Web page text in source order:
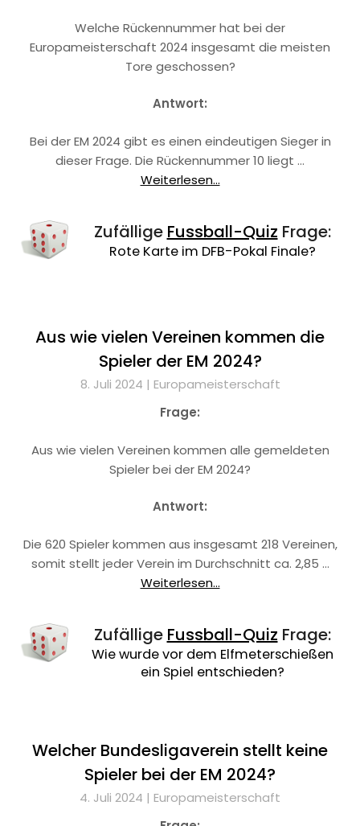
Welche Rückennummer hat bei der
Europameisterschaft 2024 insgesamt die meisten
Tore geschossen?
Antwort:
Bei der EM 2024 gibt es einen eindeutigen Sieger in
dieser Frage. Die Rückennummer 10 liegt …
Weiterlesen...
Zufällige Fussball-Quiz Frage:
Rote Karte im DFB-Pokal Finale?
Aus wie vielen Vereinen kommen die
Spieler der EM 2024?
8. Juli 2024 | Europameisterschaft
Frage:
Aus wie vielen Vereinen kommen alle gemeldeten
Spieler bei der EM 2024?
Antwort:
Die 620 Spieler kommen aus insgesamt 218 Vereinen,
somit stellt jeder Verein im Durchschnitt ca. 2,85 …
Weiterlesen...
Zufällige Fussball-Quiz Frage:
Wie wurde vor dem Elfmeterschießen
ein Spiel entschieden?
Welcher Bundesligaverein stellt keine
Spieler bei der EM 2024?
4. Juli 2024 | Europameisterschaft